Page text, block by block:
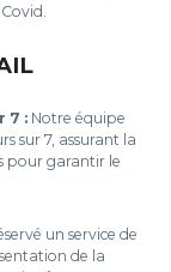
7 : Notre équipe
sur 7, assurant la
pour garantir le
un service de
de la